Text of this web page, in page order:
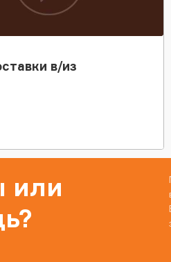
в/из
или